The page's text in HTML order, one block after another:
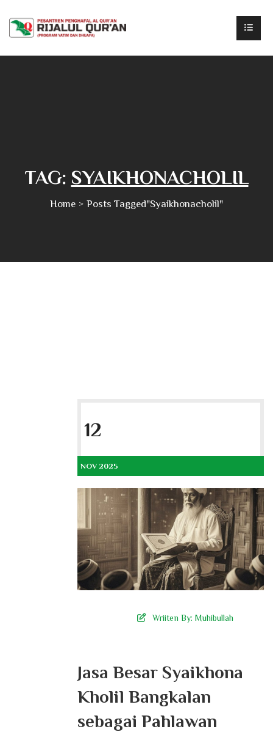
TAG: SYAIKHONACHOLIL
Home Posts Tagged"syaikhonacholil"
12
NOV 2025
Wriiten By: Muhibullah
Jasa Besar Syaikhona
Kholil Bangkalan
sebagai Pahlawan